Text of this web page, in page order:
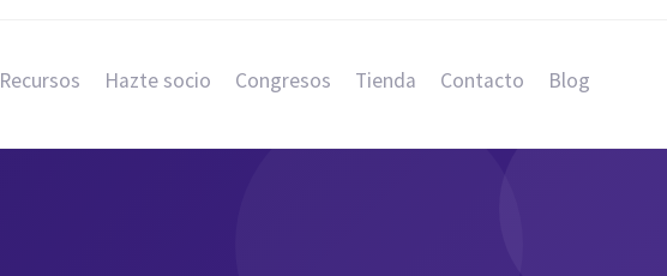
Recursos Hazte socio Congresos Tienda Contacto Blog